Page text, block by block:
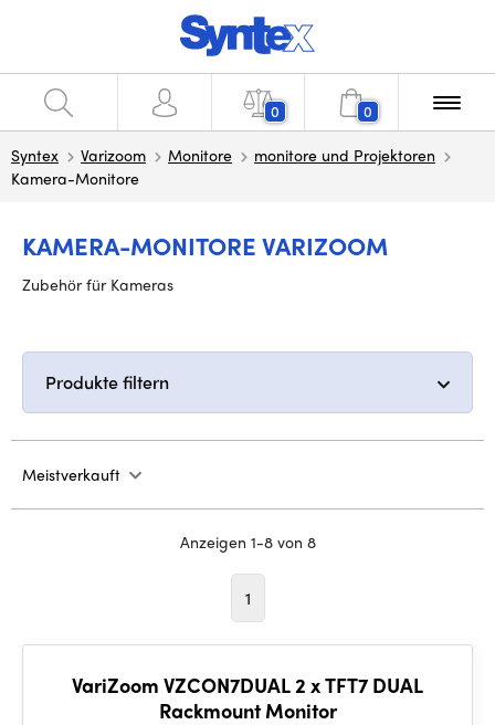
0 0
Syntex Varizoom Monitore
monitore und Projektoren
Kamera-Monitore
KAMERA-MONITORE VARIZOOM
Zubehör für Kameras
Produkte filtern
Meistverkauft
Anzeigen 1-8 von 8
1
VariZoom VZCON7DUAL 2 x TFT7 DUAL
Rackmount Monitor